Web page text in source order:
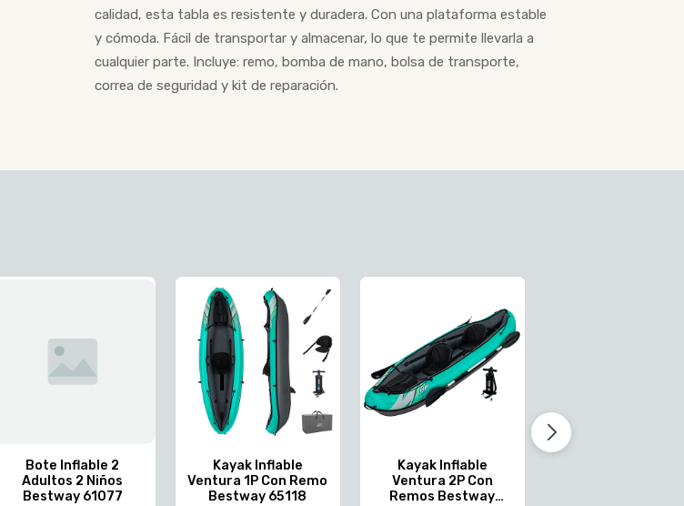
calidad, esta tabla es resistente y duradera. Con una plataforma estable
y cómoda. Fácil de transportar y almacenar, lo que te permite llevarla a
cualquier parte. Incluye: remo, bomba de mano, bolsa de transporte,
correa de seguridad y kit de reparación.
Bote Inflable 2
Adultos 2 Niños
Bestway 61077
Kayak Inflable
Ventura 1P Con Remo
Bestway 65118
Kayak Inflable
Ventura 2P Con
Remos Bestway